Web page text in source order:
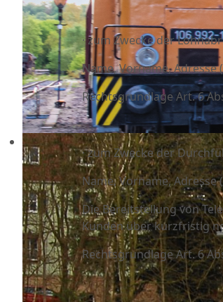
· zum Zwecke der
Name, Vorname,
Rechtsgrundlage Art. 6
· zum Zwecke der
Name, Vorname, Adresse
Die Bereitstellung von
Kunden über kurzfristig
Rechtsgrundlage Art. 6